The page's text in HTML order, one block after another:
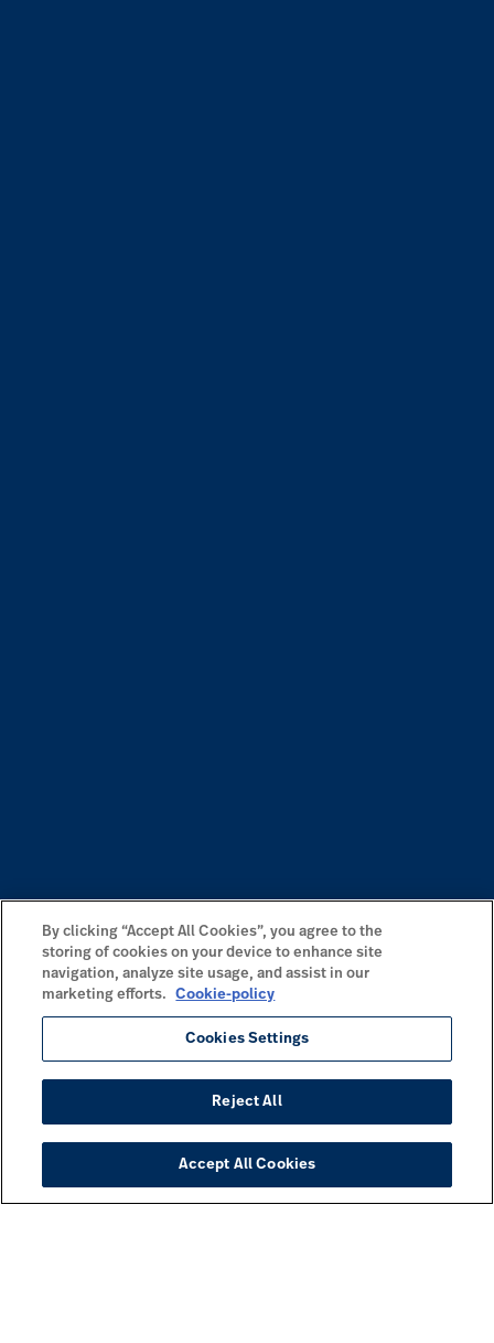
By clicking “Accept All Cookies”, you agree to the
storing of cookies on your device to enhance site
navigation, analyze site usage, and assist in our
marketing efforts.
Cookie-policy
Cookies Settings
Reject All
Accept All Cookies